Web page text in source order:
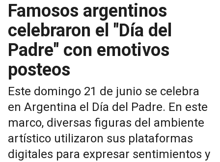
Famosos argentinos
celebraron el "Día del
Padre" con emotivos
posteos
Este domingo 21 de junio se celebra
en Argentina el Día del Padre. En este
marco, diversas figuras del ambiente
artístico utilizaron sus plataformas
digitales para expresar sentimientos y